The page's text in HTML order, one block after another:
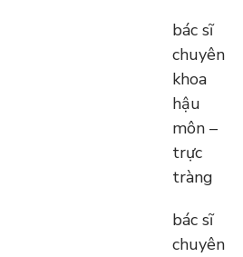
bác sĩ
chuyên
khoa
hậu
môn –
trực
tràng
bác sĩ
chuyên